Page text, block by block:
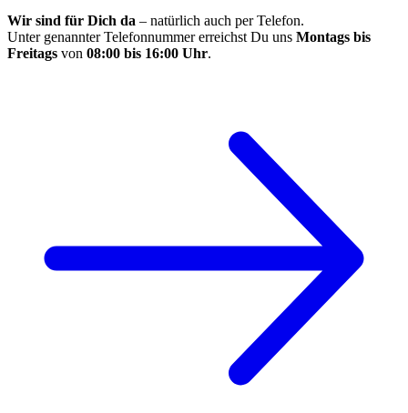
Wir sind für Dich da – natürlich auch per Telefon.
Unter genannter Telefonnummer erreichst Du uns Montags bis
Freitags von 08:00 bis 16:00 Uhr.